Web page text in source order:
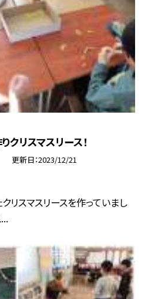
クリスマスリース！
更新日 2023/12/21
リスマスリースを作っていまし